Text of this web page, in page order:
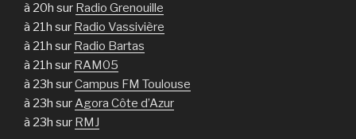
à 20h sur Radio Grenouille
à 21h sur Radio Vassivière
à 21h sur Radio Bartas
à 21h sur RAM05
à 23h surCampus FM Toulouse
à 23h surAgora Côte d’Azur
à 23h sur RMJ